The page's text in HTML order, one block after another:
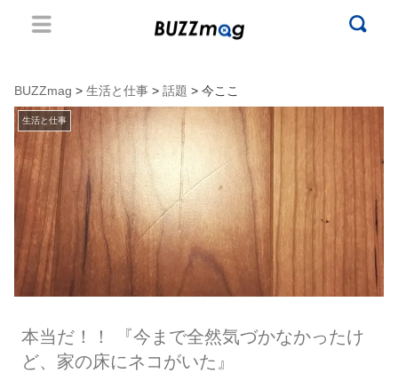
BUZZmag > 生活と仕事 > 話題 > 今ここ
生活と仕事
本当だ！！ 『今まで全然気づかなかったけ
ど、家の床にネコがいた』